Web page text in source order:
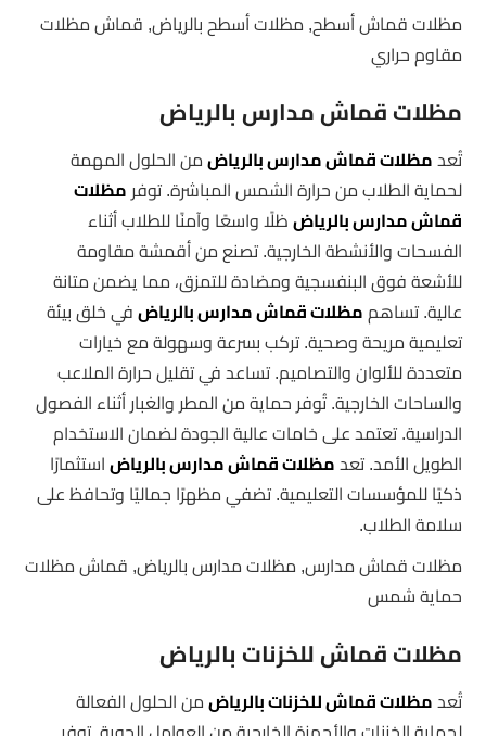
مظلات قماش أسطح, مظلات أسطح بالرياض, قماش مظلات
مقاوم حراري
مظلات قماش مدارس بالرياض
تُعدمظلات قماش مدارس بالرياضمن الحلول المهمة
لحماية الطلاب من حرارة الشمس المباشرة. توفر مظلات
قماش مدارس بالرياضظلًا واسعًا وآمنًا للطلاب أثناء
الفسحات والأنشطة الخارجية. تصنع من أقمشة مقاومة
للأشعة فوق البنفسجية ومضادة للتمزق، مما يضمن متانة
عالية. تساهممظلات قماش مدارس بالرياضفي خلق بيئة
تعليمية مريحة وصحية. تركب بسرعة وسهولة مع خيارات
متعددة للألوان والتصاميم. تساعد في تقليل حرارة الملاعب
والساحات الخارجية. تُوفر حماية من المطر والغبار أثناء الفصول
الدراسية. تعتمد على خامات عالية الجودة لضمان الاستخدام
الطويل الأمد. تعدمظلات قماش مدارس بالرياضاستثمارًا
ذكيًا للمؤسسات التعليمية. تضفي مظهرًا جماليًا وتحافظ على
سلامة الطلاب.
مظلات قماش مدارس, مظلات مدارس بالرياض, قماش مظلات
حماية شمس
مظلات قماش للخزنات بالرياض
تُعدمظلات قماش للخزنات بالرياضمن الحلول الفعالة